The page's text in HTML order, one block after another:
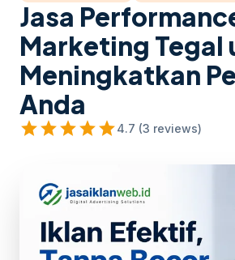
Jasa
Marketing Tegal
Meningkatkan
Anda
starstarstarstarstar4.7 (3 reviews)